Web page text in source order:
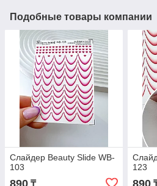
Подобные товары компании
Слайдер Beauty Slide WB-
103
123